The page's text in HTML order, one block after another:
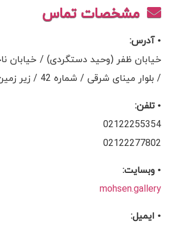
مشخصات تماس
• آدرس:
خیابان ظفر (وحید دستگردی) / خیابان
/ بلوار مینای شرقی / شماره 42 / زیر زمین و طبقه اول
• تلفن:
02122255354
02122277802
• وبسایت:
mohsen.gallery
• ایمیل: